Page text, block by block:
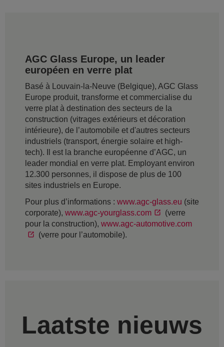
AGC Glass Europe, un leader
européen en verre plat
Basé à Louvain-la-Neuve (Belgique), AGC Glass
Europe produit, transforme et commercialise du
verre plat à destination des secteurs de la
construction (vitrages extérieurs et décoration
intérieure), de l’automobile et d'autres secteurs
industriels (transport, énergie solaire et high-
tech). Il est la branche européenne d’AGC, un
leader mondial en verre plat. Employant environ
12.300 personnes, il dispose de plus de 100
sites industriels en Europe.
Pour plus d’informations : www.agc-glass.eu (site
corporate), www.agc-yourglass.com
(verre
pour la construction), www.agc-automotive.com
(verre pour l’automobile).
Laatste nieuws